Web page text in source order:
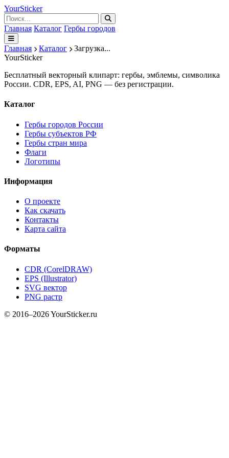
YourSticker
Главная Каталог Гербы городов
Главная Каталог
Загрузка...
YourSticker
Бесплатный векторный клипарт: гербы, эмблемы, символика
России. CDR, EPS, AI, PNG — без регистрации.
Каталог
Гербы городов России
Гербы субъектов РФ
Гербы стран мира
Флаги
Логотипы
Информация
О проекте
Как скачать
Контакты
Карта сайта
Форматы
CDR (CorelDRAW)
EPS (Illustrator)
SVG вектор
PNG растр
© 2016–2026 YourSticker.ru